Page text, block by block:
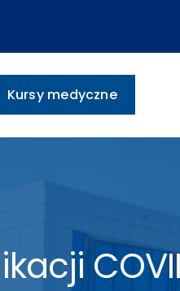
Kursy medyczne